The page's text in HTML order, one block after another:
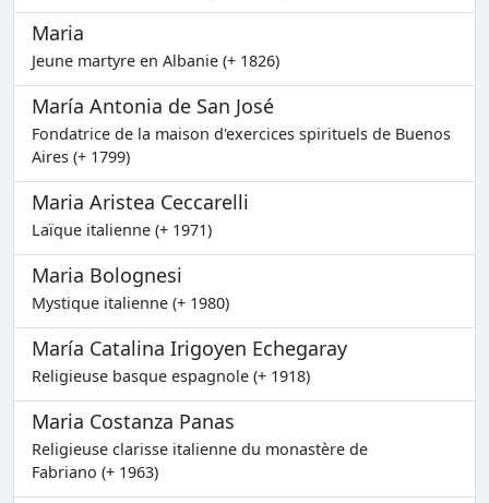
Maria
Jeune martyre en Albanie (+ 1826)
María Antonia de San José
Fondatrice de la maison d'exercices spirituels de Buenos
Aires (+ 1799)
Maria Aristea Ceccarelli
Laïque italienne (+ 1971)
Maria Bolognesi
Mystique italienne (+ 1980)
María Catalina Irigoyen Echegaray
Religieuse basque espagnole (+ 1918)
Maria Costanza Panas
Religieuse clarisse italienne du monastère de
Fabriano (+ 1963)